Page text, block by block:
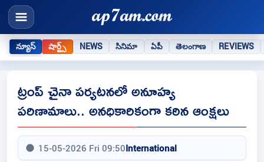
న్యూస్ షార్ట్స్ NEWS సినిమా ఏపీ తెలంగాణ REVIEWS
ట్రంప్ చైనా పర్యటనలో అనూహ్య
పరిణామాలు.. అనధికారికంగా కఠిన ఆంక్షలు
15-05-2026 Fri 09:50International